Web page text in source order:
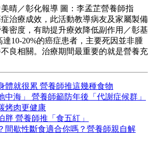
晴／彰化報導 圖：李孟芷營養師指
治療成效，此活動教導病友及家屬製備
密度，有助提升療效降低副作用／彰基
10-20%的癌症患者，主要死因並非腫
良相關。治療期間最重要的就是營養充
體就很累 營養師推這幾種食物
中海」 營養師籲防年後「代謝症候群」
烤肉更健康
胖 營養師推「食五紅」
間歇性斷食適合你嗎？營養師親自解